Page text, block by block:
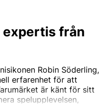
expertis från
Robin Söderling,
erfarenhet för att
är känt för sitt
spelupplevelsen,